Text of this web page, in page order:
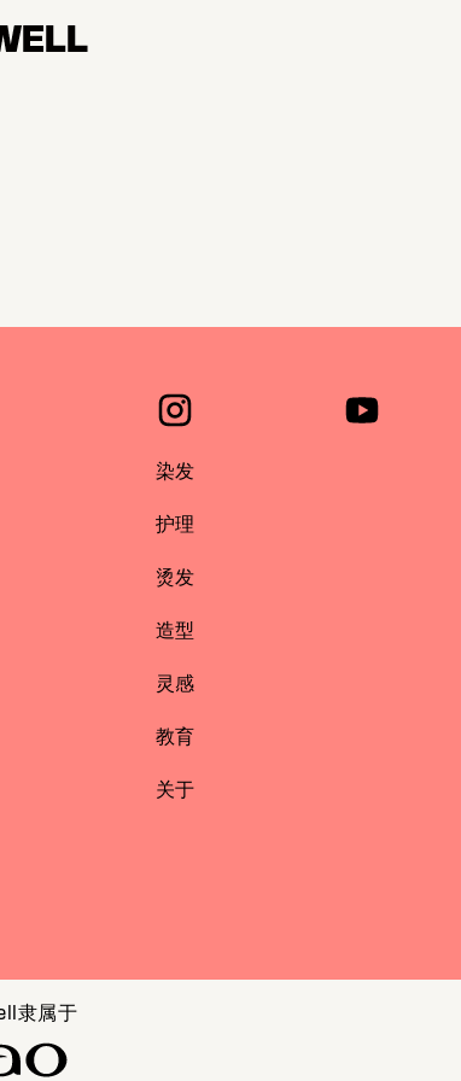
染发
护理
烫发
造型
灵感
教育
关于
隶属于